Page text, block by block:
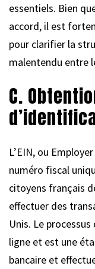
essentiels. Bien
accord, il est
pour clarifier la
malentendu entre
C.
L’EIN, ou
numéro fiscal
citoyens français
effectuer des
Unis. Le
ligne et est une
bancaire et